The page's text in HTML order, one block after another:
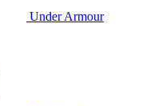
Under Armour